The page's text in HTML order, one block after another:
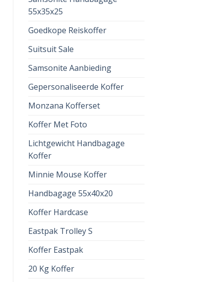
55x35x25
Goedkope Reiskoffer
Suitsuit Sale
Samsonite Aanbieding
Gepersonaliseerde Koffer
Monzana Kofferset
Koffer Met Foto
Lichtgewicht Handbagage
Koffer
Minnie Mouse Koffer
Handbagage 55x40x20
Koffer Hardcase
Eastpak Trolley S
Koffer Eastpak
20 Kg Koffer